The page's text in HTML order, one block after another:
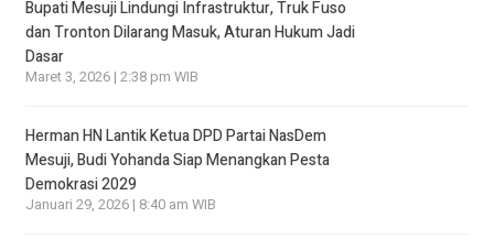
Bupati Mesuji Lindungi Infrastruktur, Truk Fuso
dan Tronton Dilarang Masuk, Aturan Hukum Jadi
Dasar
Maret 3, 2026 | 2:38 pm WIB
Herman HN Lantik Ketua DPD Partai NasDem
Mesuji, Budi Yohanda Siap Menangkan Pesta
Demokrasi 2029
Januari 29, 2026 | 8:40 am WIB